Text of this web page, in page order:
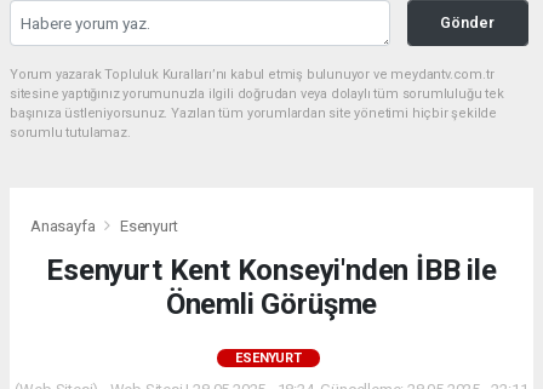
Gönder
Yorum yazarak Topluluk Kuralları’nı kabul etmiş bulunuyor ve meydantv.com.tr
sitesine yaptığınız yorumunuzla ilgili doğrudan veya dolaylı tüm sorumluluğu tek
başınıza üstleniyorsunuz. Yazılan tüm yorumlardan site yönetimi hiçbir şekilde
sorumlu tutulamaz.
Anasayfa Esenyurt
Esenyurt Kent Konseyi'nden İBB ile
Önemli Görüşme
ESENYURT